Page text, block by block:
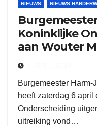
NIEUWS NIEUWS
Koninklijke
aan Wouter
Burgemeester
heeft zaterdag 6
Onderscheiding
uitreiking vond…